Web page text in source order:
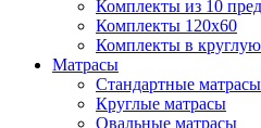
Комплекты из 10
Комплекты 120х60
Комплекты в
Матрасы
Стандартные матрасы
Круглые матрасы
Овальные матрасы